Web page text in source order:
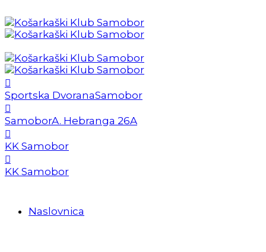
Sportska DvoranaSamobor
SamoborA. Hebranga 26A
KK Samobor
KK Samobor
Naslovnica